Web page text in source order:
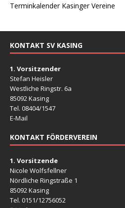
Terminkalender Kasinger Vereine
KONTAKT SV KASING
1. Vorsitzender
Stefan Heisler
Westliche Ringstr. 6a
85092 Kasing
Tel. 08404/1547
E-Mail
KONTAKT FÖRDERVEREIN
1. Vorsitzende
Nicole Wolfsfellner
Nördliche Ringstraße 1
85092 Kasing
Tel. 0151/12756052